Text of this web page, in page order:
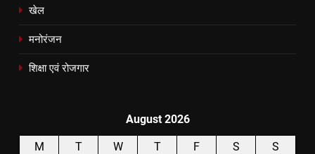
खेल
मनोरंजन
शिक्षा एवं रोजगार
August 2026
M T W T F S
S